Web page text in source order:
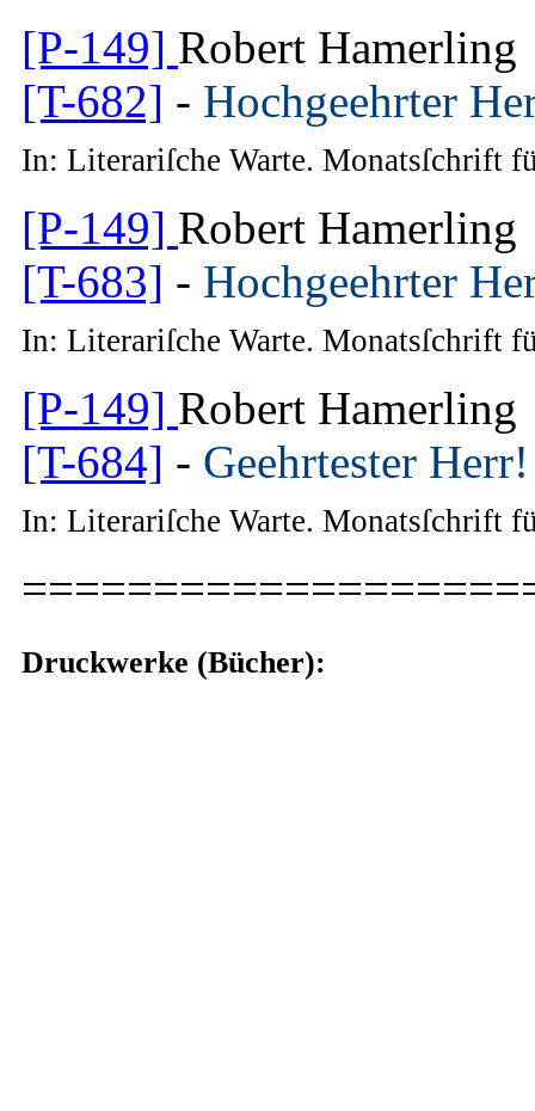
[P-149] Robert Hamerling
[T-682] - Hochgeehrter
In: Literariſche Warte. Monatsſchrift
[P-149] Robert Hamerling
[T-683] - Hochgeehrter
In: Literariſche Warte. Monatsſchrift
[P-149] Robert Hamerling
[T-684] - Geehrtester Herr!
In: Literariſche Warte. Monatsſchrift
Druckwerke (Bücher):